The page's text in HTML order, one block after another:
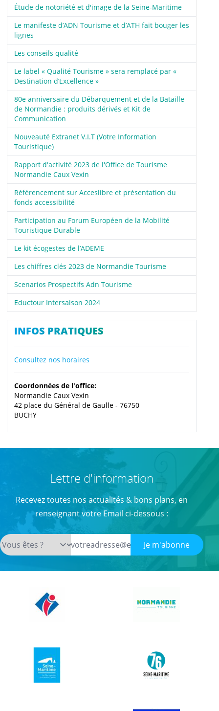
Étude de notoriété et d'image de la Seine-Maritime
Le manifeste d’ADN Tourisme et d’ATH fait bouger les
lignes
Les conseils qualité
Le label « Qualité Tourisme » sera remplacé par «
Destination d’Excellence »
80e anniversaire du Débarquement et de la Bataille
de Normandie : produits dérivés et Kit de
Communication
Nouveauté Extranet V.I.T (Votre Information
Touristique)
Rapport d'activité 2023 de l'Office de Tourisme
Normandie Caux Vexin
Référencement sur Acceslibre et présentation du
fonds accessibilité
Participation au Forum Européen de la Mobilité
Touristique Durable
Le kit écogestes de l’ADEME
Les chiffres clés 2023 de Normandie Tourisme
Scenarios Prospectifs Adn Tourisme
Eductour Intersaison 2024
INFOS PRATIQUES
Consultez nos horaires
Coordonnées de l'office:
Normandie Caux Vexin
42 place du Général de Gaulle - 76750
BUCHY
Lettre d'information
Recevez toutes nos actualités & bons plans, en
renseignant votre Email ci-dessous :
Je m'abonne